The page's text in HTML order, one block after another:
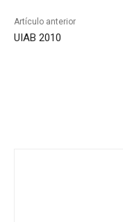
Artículo anterior
UIAB 2010